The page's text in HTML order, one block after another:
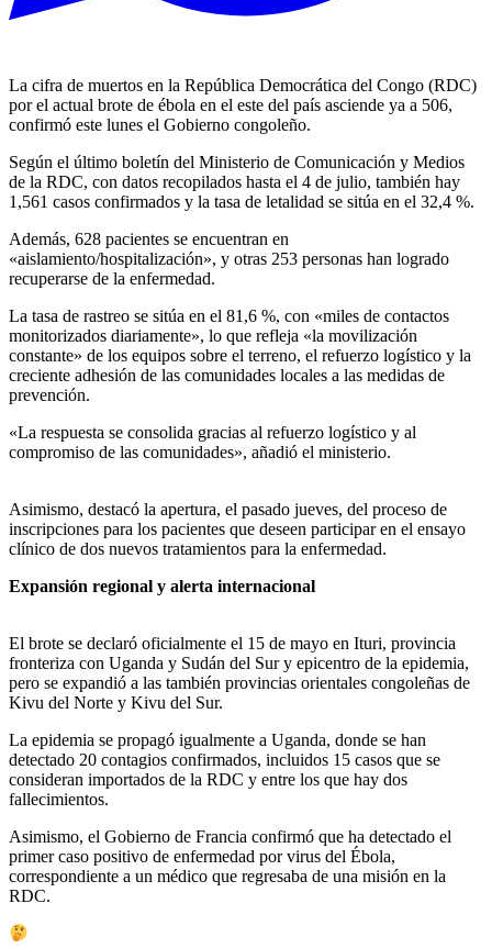
La cifra de muertos en la República Democrática del Congo (RDC)
por el actual brote de ébola en el este del país asciende ya a 506,
confirmó este lunes el Gobierno congoleño.
Según el último boletín del Ministerio de Comunicación y Medios
de la RDC, con datos recopilados hasta el 4 de julio, también hay
1,561 casos confirmados y la tasa de letalidad se sitúa en el 32,4 %.
Además, 628 pacientes se encuentran en
«aislamiento/hospitalización», y otras 253 personas han logrado
recuperarse de la enfermedad.
La tasa de rastreo se sitúa en el 81,6 %, con «miles de contactos
monitorizados diariamente», lo que refleja «la movilización
constante» de los equipos sobre el terreno, el refuerzo logístico y la
creciente adhesión de las comunidades locales a las medidas de
prevención.
«La respuesta se consolida gracias al refuerzo logístico y al
compromiso de las comunidades», añadió el ministerio.
Asimismo, destacó la apertura, el pasado jueves, del proceso de
inscripciones para los pacientes que deseen participar en el ensayo
clínico de dos nuevos tratamientos para la enfermedad.
Expansión regional y alerta internacional
El brote se declaró oficialmente el 15 de mayo en Ituri, provincia
fronteriza con Uganda y Sudán del Sur y epicentro de la epidemia,
pero se expandió a las también provincias orientales congoleñas de
Kivu del Norte y Kivu del Sur.
La epidemia se propagó igualmente a Uganda, donde se han
detectado 20 contagios confirmados, incluidos 15 casos que se
consideran importados de la RDC y entre los que hay dos
fallecimientos.
Asimismo, el Gobierno de Francia confirmó que ha detectado el
primer caso positivo de enfermedad por virus del Ébola,
correspondiente a un médico que regresaba de una misión en la
RDC.